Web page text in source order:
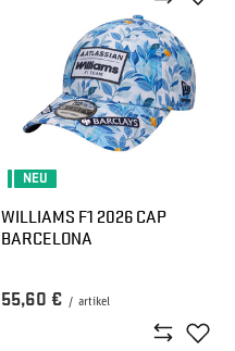
NEU
WILLIAMS F1 2026 CAP
BARCELONA
55,60 € / artikel